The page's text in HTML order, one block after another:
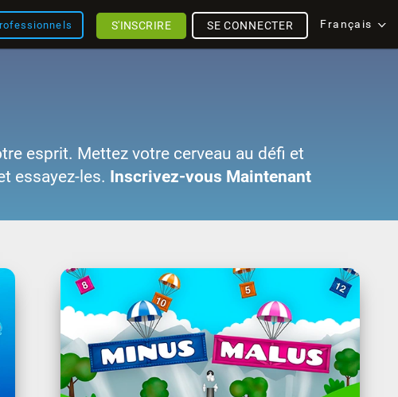
Français
SE CONNECTER
S'INSCRIRE
esprit. Mettez votre cerveau au défi et
essayez-les. Inscrivez-vous Maintenant